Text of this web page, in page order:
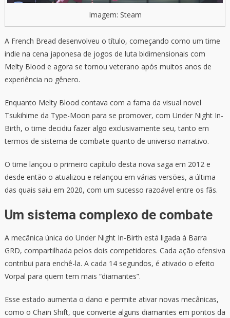
Imagem: Steam
A French Bread desenvolveu o título, começando como um time
indie na cena japonesa de jogos de luta bidimensionais com
Melty Blood e agora se tornou veterano após muitos anos de
experiência no gênero.
Enquanto Melty Blood contava com a fama da visual novel
Tsukihime da Type-Moon para se promover, com Under Night In-
Birth, o time decidiu fazer algo exclusivamente seu, tanto em
termos de sistema de combate quanto de universo narrativo.
O time lançou o primeiro capítulo desta nova saga em 2012 e
desde então o atualizou e relançou em várias versões, a última
das quais saiu em 2020, com um sucesso razoável entre os fãs.
Um sistema complexo de combate
A mecânica única do Under Night In-Birth está ligada à Barra
GRD, compartilhada pelos dois competidores. Cada ação ofensiva
contribui para enchê-la. A cada 14 segundos, é ativado o efeito
Vorpal para quem tem mais “diamantes”.
Esse estado aumenta o dano e permite ativar novas mecânicas,
como o Chain Shift, que converte alguns diamantes em pontos da